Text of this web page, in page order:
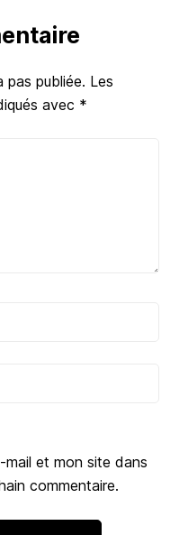
pas publiée. Les
avec *
mail et mon site dans
commentaire.